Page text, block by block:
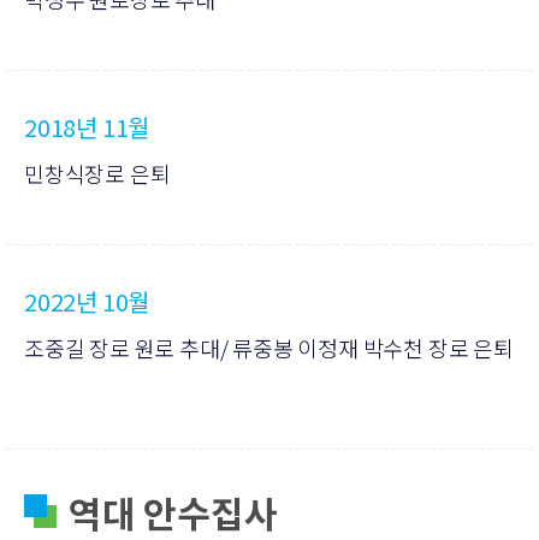
2018년 11월
민창식장로 은퇴
2022년 10월
조중길 장로 원로 추대/ 류중봉 이정재 박수천 장로 은퇴
역대 안수집사